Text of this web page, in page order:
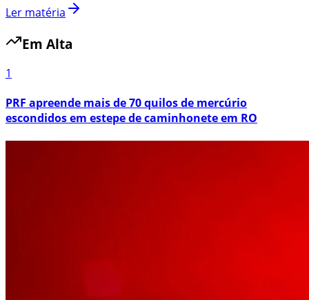
Ler matéria
Em Alta
1
PRF apreende mais de 70 quilos de mercúrio
escondidos em estepe de caminhonete em RO